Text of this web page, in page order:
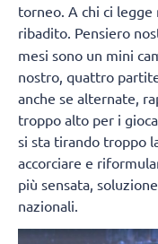
torneo. A chi ci legge
ribadito. Pensiero
mesi sono un mini
nostro, quattro
anche se alternate,
troppo alto per i
si sta tirando troppo
accorciare e
più sensata,
nazionali.